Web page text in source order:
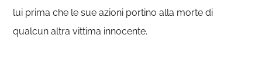
lui prima che le sue azioni portino alla morte di
qualcun altra vittima innocente.